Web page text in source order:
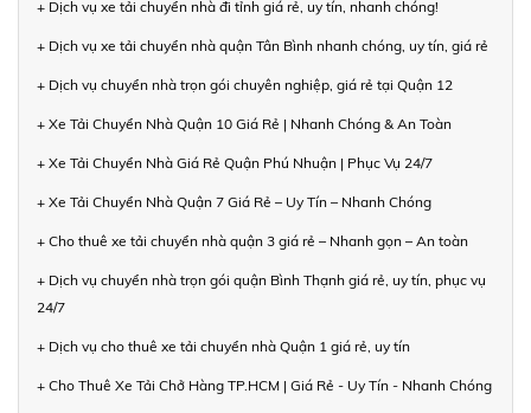
+ Dịch vụ xe tải chuyển nhà đi tỉnh giá rẻ, uy tín, nhanh chóng!
+ Dịch vụ xe tải chuyển nhà quận Tân Bình nhanh chóng, uy tín, giá rẻ
+ Dịch vụ chuyển nhà trọn gói chuyên nghiệp, giá rẻ tại Quận 12
+ Xe Tải Chuyển Nhà Quận 10 Giá Rẻ | Nhanh Chóng & An Toàn
+ Xe Tải Chuyển Nhà Giá Rẻ Quận Phú Nhuận | Phục Vụ 24/7
+ Xe Tải Chuyển Nhà Quận 7 Giá Rẻ – Uy Tín – Nhanh Chóng
+ Cho thuê xe tải chuyển nhà quận 3 giá rẻ – Nhanh gọn – An toàn
+ Dịch vụ chuyển nhà trọn gói quận Bình Thạnh giá rẻ, uy tín, phục vụ
24/7
+ Dịch vụ cho thuê xe tải chuyển nhà Quận 1 giá rẻ, uy tín
+ Cho Thuê Xe Tải Chở Hàng TP.HCM | Giá Rẻ - Uy Tín - Nhanh Chóng